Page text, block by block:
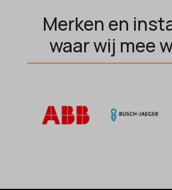
Merken en
waar wij mee
sensorsdata2015jssdkcross
snconsent
termsfeed_pc1_consent